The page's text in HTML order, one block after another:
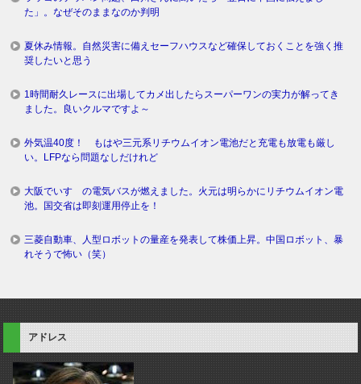
た」。なぜそのままなのか判明
夏休み情報。自然災害に備えセーフハウスなど確保しておくことを強く推
奨したいと思う
1時間耐久レースに出場してカメ出したらスーパーワンの実力が解ってき
ました。良いクルマですよ～
外気温40度！ もはや三元系リチウムイオン電池だと充電も放電も厳し
い。LFPなら問題なしだけれど
大阪でいすゞの電気バスが燃えました。火元は明らかにリチウムイオン電
池。国交省は即刻運用停止を！
三菱自動車、人型ロボットの量産を発表して株価上昇。中国ロボット、暴
れそうで怖い（笑）
アドレス